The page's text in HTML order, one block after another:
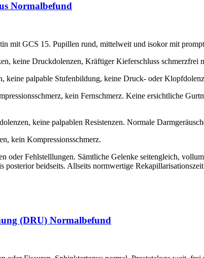
Normalbefund
mit GCS 15. Pupillen rund, mittelweit und isokor mit
keine Druckdolenzen, Kräftiger Kieferschluss schmerzfrei
keine palpable Stufenbildung, keine Druck- oder
kein Fernschmerz. Keine ersichtliche
keine palpablen Resistenzen. Normale
kein Kompressionsschmerz.
oder Fehlstelllungen. Sämtliche Gelenke seitengleich,
posterior beidseits. Allseits normwertige
(DRU) Normalbefund